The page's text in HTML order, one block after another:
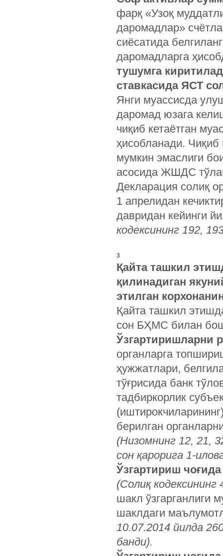
фарқ «Узоқ
даромадлар»
сиёсатида
даромадларга
тушумга
ставкасида ЯСТ
Янги муассисда
даромад юзага
чиқиб кетаётган
ҳисобланади. Чиқиб
мумкин эмаслиги
асосида ЖШДС
Декларация солиқ
1 апрелидан
давридан кейинги
кодексининг 192,
3
Қайта ташкил
қилинадиган
этилган
Қайта ташкил
сон БҲМС билан
Ўзгартиришларни
органларга
ҳужжатлари,
тўғрисида банк
тадбиркорлик
берилган
(Низомнинг 12, 21,
сон қарорига 1-
Ўзгартириш
(Солиқ кодексининг
шакл ўзгарганлиги
шаклдаги
10.07.2014 йилда
банди).